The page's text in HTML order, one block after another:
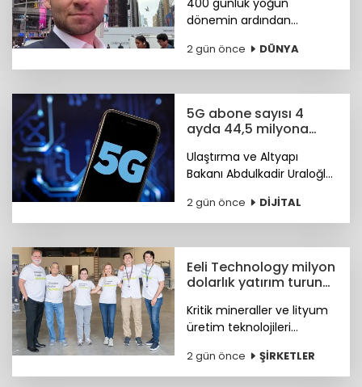
dönemin ardından
şirkette danışman olarak
kalacak. Yerine tasarım ve
oluşan yeni bir ekip
geçiyor.
2 gün önce DÜNYA
5G abone sayısı 4
ayda 44,5 milyona
Ulaştırma ve Altyapı
Bakanı Abdulkadir Uraloğlu,
44,5 milyona ulaştığını
bildirdi.
2 gün önce DİJİTAL
Eeli Technology milyon
dolarlık yatırım turunu
Kritik mineraller ve lityum
üretim teknolojileri
toplam 2 milyon dolar
tutarındaki tohum öncesi
2 gün önce ŞİRKETLER